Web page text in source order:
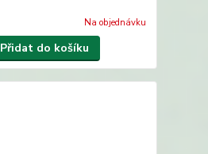
Na objednávku
Přidat do košíku